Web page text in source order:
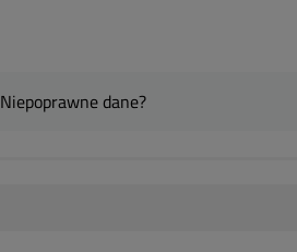
Niepoprawne dane?